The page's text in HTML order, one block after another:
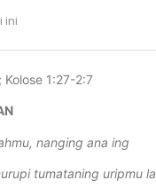
ini
1:27-2:7
nanging ana ing
tumataning uripmu